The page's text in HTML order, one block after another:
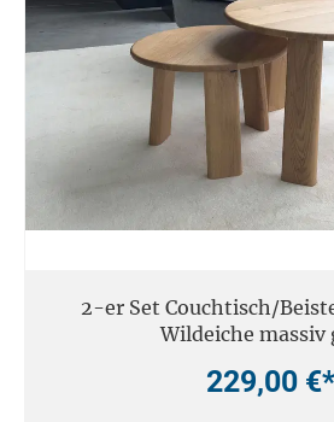
2-er Set Couchtisch/
Wildeiche massiv
229,00 €*